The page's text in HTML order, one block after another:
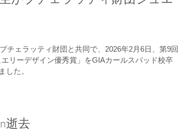
チェラッティ財団と共同で、2026年2月6日、第9回
リーデザイン優秀賞」をGIAカールスバッド校卒
した。
逝去